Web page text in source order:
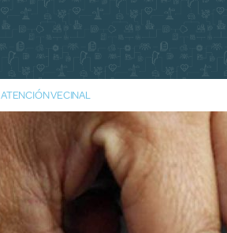
ATENCIÓN VECINAL